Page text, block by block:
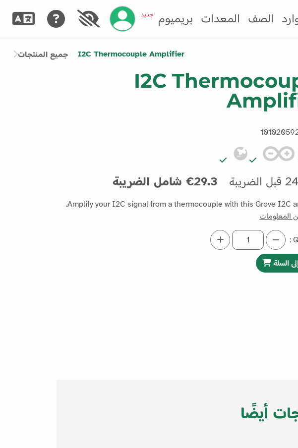
الصف المعدات بريميوم جديد إدارة حسابك
جميع المنتجات I2C Thermocouple Amplifier
I2C
29.3€ شامل الضريبة
Amplify your I2C signal from a thermocouple with this Grove I2C
المعلومات
السلة
أيضًا